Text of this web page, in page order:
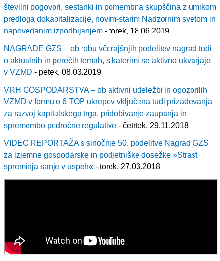
številni pogovori, sestanki in pomembna skupščina z umikom
predloga dokapitalizacije, novim-starim Nadzornim svetom in
napovedanim izpodbijanjem - torek, 18.06.2019
NAGRADE GZS – ob robu včerajšnjih podelitev nagrad tudi
o aktualnih in perečih temah, s katerimi se aktivno ukvarjajo
v VZMD - petek, 08.03.2019
VRH GOSPODARSTVA – ob aktivni udeležbi in opozorilih
VZMD v formulo 6 TOP ukrepov vključena tudi prizadevanja
za razvoj kapitalskega trga, pridobivanje zaupanja in
spremembo področne regulative - četrtek, 29.11.2018
VIDEO REPORTAŽA s sinočnje 50. podelitve Nagrad GZS
za izjemne gospodarske in podjetniške dosežke »Strast
spreminja sanje v uspeh« - torek, 27.03.2018